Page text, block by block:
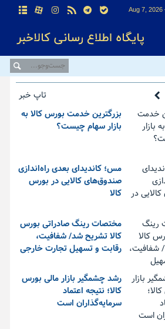
Aug 7, 2026
تاپ خبر
بزرگترین خدمت بورس کالا به
بازار سهام چیست؟
مس؛ کاندیدای بعدی راه‌اندازی
صندوق‌های کالایی در بورس
کالا
مختصات رینگ صادراتی بورس
کالا تشریح شد/ شفافیت،
رقابت و تسهیل تجارت خارجی
رشد چشمگیر بازار مالی بورس
کالا؛ نتیجه اعتماد
سرمایه‌گذاران است